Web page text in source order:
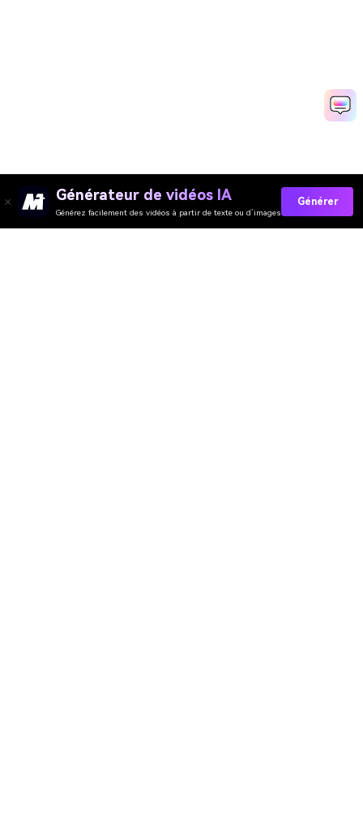
Générateur de vidéos IA
Générez facilement des vidéos à partir de texte ou d’images
Générer